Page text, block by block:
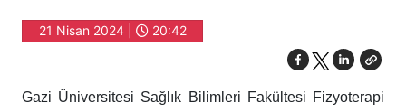
21 Nisan 2024 | 20:42
Gazi Üniversitesi Sağlık Bilimleri Fakültesi Fizyoterapi